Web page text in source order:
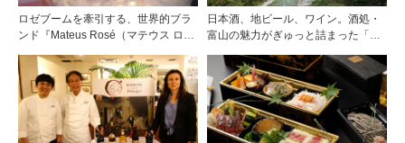
ロゼブームを牽引する、世界的ブラ
ンド『Mateus Rosé（マテウス ロ
日本酒、地ビール、ワイン。酒処・
富山の魅力がぎゅっと詰まった「黒